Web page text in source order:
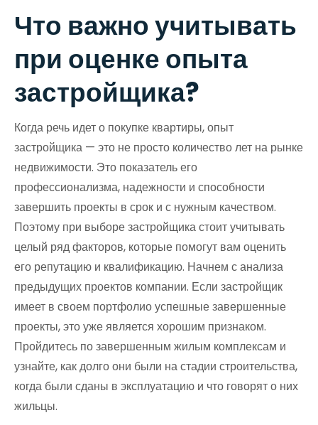
Что важно учитывать
при оценке опыта
застройщика?
Когда речь идет о покупке квартиры, опыт
застройщика — это не просто количество лет на рынке
недвижимости. Это показатель его
профессионализма, надежности и способности
завершить проекты в срок и с нужным качеством.
Поэтому при выборе застройщика стоит учитывать
целый ряд факторов, которые помогут вам оценить
его репутацию и квалификацию. Начнем с анализа
предыдущих проектов компании. Если застройщик
имеет в своем портфолио успешные завершенные
проекты, это уже является хорошим признаком.
Пройдитесь по завершенным жилым комплексам и
узнайте, как долго они были на стадии строительства,
когда были сданы в эксплуатацию и что говорят о них
жильцы.